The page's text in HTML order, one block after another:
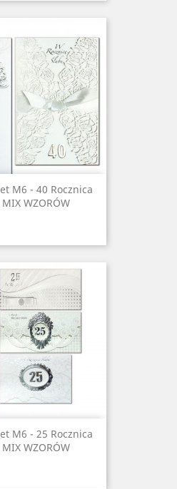
M6 - 40 Rocznica
WZORÓW
M6 - 25 Rocznica
WZORÓW